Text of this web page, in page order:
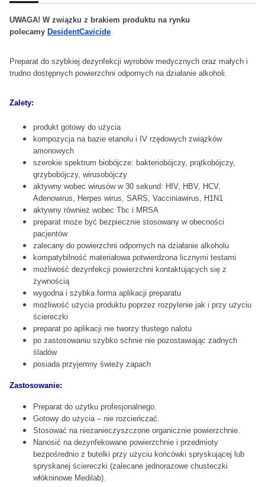
UWAGA! W związku z brakiem produktu na rynku
polecamy DesidentCavicide
Preparat do szybkiej dezynfekcji wyrobów medycznych oraz małych i
trudno dostępnych powierzchni odpornych na działanie alkoholi.
Zalety:
produkt gotowy do użycia
kompozycja na bazie etanolu i IV rzędowych związków
amonowych
szerokie spektrum biobójcze: bakteriobójczy, prątkobójczy,
grzybobójczy, wirusobójczy
aktywny wobec wirusów w 30 sekund: HIV, HBV, HCV,
Adenowirus, Herpes wirus, SARS, Vacciniawirus, H1N1
aktywny również wobec Tbc i MRSA
preparat może być bezpiecznie stosowany w obecności
pacjentów
zalecany do powierzchni odpornych na działanie alkoholu
kompatybilność materiałowa potwierdzona licznymi testami
możliwość dezynfekcji powierzchni kontaktujących się z
żywnością
wygodna i szybka forma aplikacji preparatu
możliwość użycia produktu poprzez rozpylenie jak i przy użyciu
ściereczki
preparat po aplikacji nie tworzy tłustego nalotu
po zastosowaniu szybko schnie nie pozostawiając zadnych
śladów
posiada przyjemny świeży zapach
Zastosowanie:
Preparat do użytku profesjonalnego.
Gotowy do użycia – nie rozcieńczać.
Stosować na niezanieczyszczone organicznie powierzchnie.
Nanosić na dezynfekowane powierzchnie i przedmioty
bezpośrednio z butelki przy użyciu końcówki spryskującej lub
spryskanej ściereczki (zalecane jednorazowe chusteczki
włókninowe Medilab).